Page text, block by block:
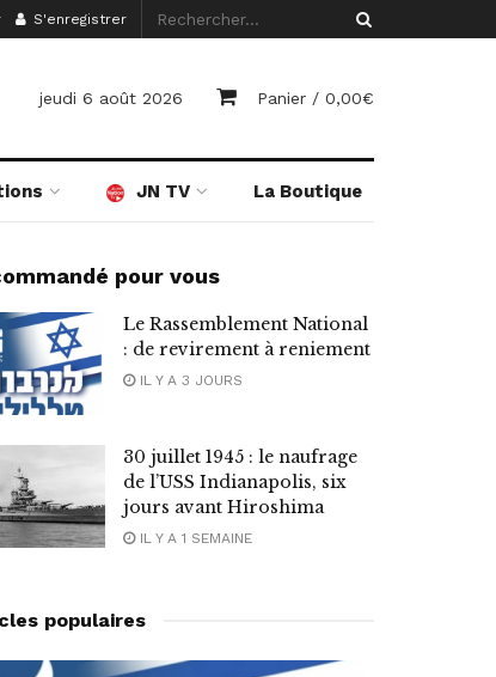
S'enregistrer
jeudi 6 août 2026 Panier / 0,00€
JN TV La Boutique
pour vous
Le Rassemblement National
: de revirement à reniement
IL Y A 3 JOURS
30 juillet 1945 : le naufrage
de l’USS Indianapolis, six
jours avant Hiroshima
IL Y A 1 SEMAINE
populaires